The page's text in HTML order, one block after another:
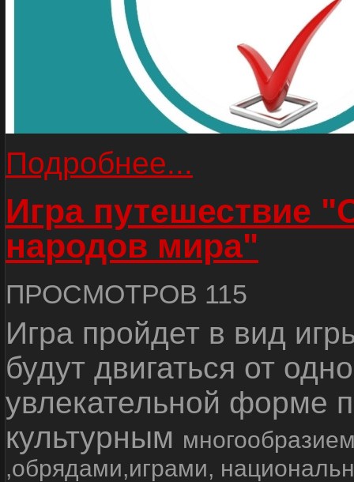
Подробнее...
Игра путешествие
народов мира"
ПРОСМОТРОВ 115
Игра пройдет в вид
будут двигаться от
увлекательной форме
культурным
,обрядами,играми,